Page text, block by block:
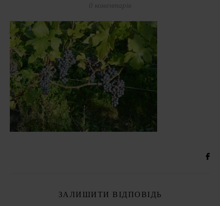
0 коментарів
ЗАЛИШИТИ ВІДПОВІДЬ